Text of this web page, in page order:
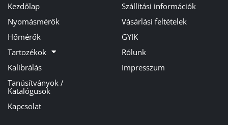
Kezdőlap
Nyomásmérők
Hőmérők
Tartozékok
Kalibrálás
Tanúsítványok /
Katalógusok
Kapcsolat
Szállítási információk
Vásárlási feltételek
GYIK
Rólunk
Impresszum